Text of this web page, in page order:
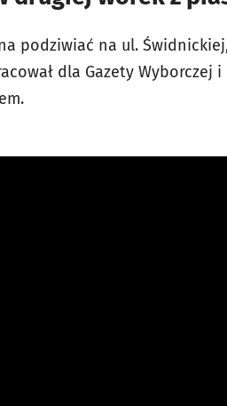
podziwiać na ul.
dla Gazety Wyborczej